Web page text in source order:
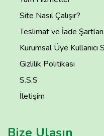
Site Nasıl Çalışır?
Teslimat ve İade Şartları
Kurumsal Üye Kullanıcı
Gizlilik Politikası
S.S.S
İletişim
Bize Ulaşın